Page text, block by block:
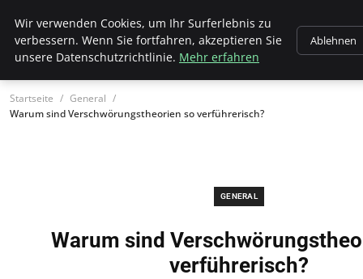
Wk Institut
Startseite
General
Warum sind Verschwörungstheorien so verführerisch?
GENERAL
Warum sind
verführerisch?
Wir verwenden Cookies, um Ihr Surferlebnis zu
verbessern. Wenn Sie fortfahren, akzeptieren Sie
unsere Datenschutzrichtlinie. Mehr erfahren
Ablehnen